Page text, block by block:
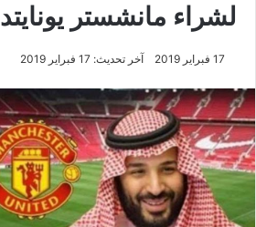
لشراء مانشستر يونايتد
17 فبراير 2019 آخر تحديث: 17 فبراير 2019